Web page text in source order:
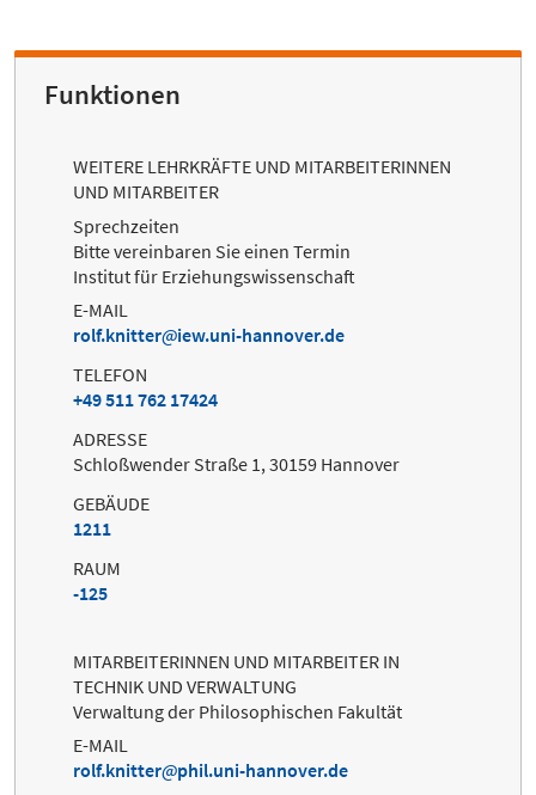
Funktionen
WEITERE LEHRKRÄFTE UND MITARBEITERINNEN
UND MITARBEITER
Sprechzeiten
Bitte vereinbaren Sie einen Termin
Institut für Erziehungswissenschaft
E-MAIL
rolf.knitter
iew.uni-hannover.de
TELEFON
+49 511 762 17424
ADRESSE
Schloßwender Straße 1, 30159 Hannover
GEBÄUDE
1211
RAUM
-125
MITARBEITERINNEN UND MITARBEITER IN
TECHNIK UND VERWALTUNG
Verwaltung der Philosophischen Fakultät
E-MAIL
rolf.knitter
phil.uni-hannover.de